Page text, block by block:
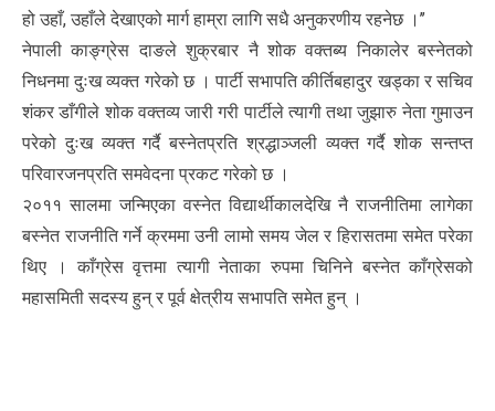
हो उहाँ, उहाँले देखाएको मार्ग हाम्रा लागि सधै अनुकरणीय रहनेछ ।’’
नेपाली काङ्ग्रेस दाङले शुक्रबार नै शोक वक्तब्य निकालेर बस्नेतको
निधनमा दुःख व्यक्त गरेको छ । पार्टी सभापति कीर्तिबहादुर खड्का र सचिव
शंकर डाँगीले शोक वक्तव्य जारी गरी पार्टीले त्यागी तथा जुझारु नेता गुमाउन
परेको दुःख व्यक्त गर्दै बस्नेतप्रति श्रद्धाञ्जली व्यक्त गर्दै शोक सन्तप्त
परिवारजनप्रति समवेदना प्रकट गरेको छ ।
२०११ सालमा जन्मिएका वस्नेत विद्यार्थीकालदेखि नै राजनीतिमा लागेका
बस्नेत राजनीति गर्ने क्रममा उनी लामो समय जेल र हिरासतमा समेत परेका
थिए । काँग्रेस वृत्तमा त्यागी नेताका रुपमा चिनिने बस्नेत काँग्रेसको
महासमिती सदस्य हुन् र पूर्व क्षेत्रीय सभापति समेत हुन् ।